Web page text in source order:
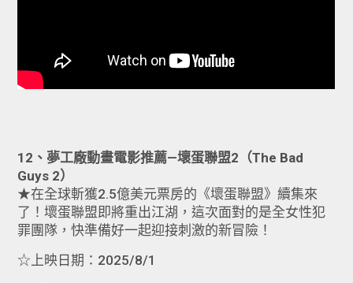
12、夢工廠動畫電影推薦—壞蛋聯盟2（The Bad
Guys 2）
★在全球斬獲2.5億美元票房的《壞蛋聯盟》續集來
了！壞蛋聯盟即將重出江湖，這次面對的是全女性犯
罪團隊，快準備好一起迎接刺激的新冒險！
☆上映日期：2025/8/1